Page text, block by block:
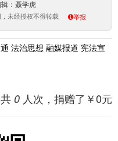
：聂学虎
未经授权不得转载 举报
法治思想 融媒报道 宪法宣
共 0 人次，捐赠了￥0元